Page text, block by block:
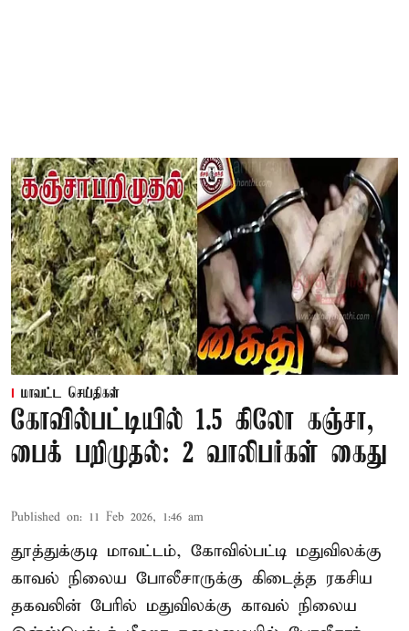
மாவட்ட செய்திகள்
கோவில்பட்டியில் 1.5 கிலோ கஞ்சா,
பைக் பறிமுதல்: 2 வாலிபர்கள் கைது
Published on: 11 Feb 2026, 1:46 am
தூத்துக்குடி மாவட்டம், கோவில்பட்டி மதுவிலக்கு
காவல் நிலைய போலீசாருக்கு கிடைத்த ரகசிய
தகவலின் பேரில் மதுவிலக்கு காவல் நிலைய